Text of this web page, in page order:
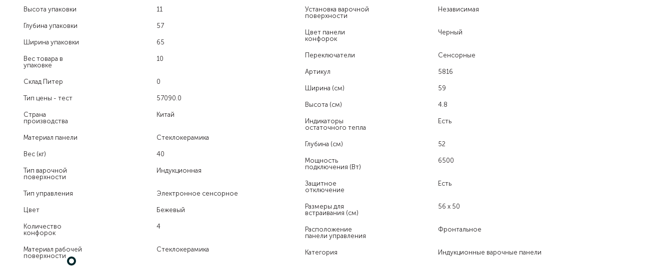
Высота упаковки 11
Глубина упаковки 57
Ширина упаковки 65
Вес товара в
упаковке
10
Склад Питер 0
Тип цены - тест 57090.0
Страна
производства
Китай
Материал панели Стеклокерамика
Вес (кг) 40
Тип варочной
поверхности
Индукционная
Тип управления Электронное сенсорное
Цвет Бежевый
Количество
конфорок
4
Материал рабочей
поверхности
Стеклокерамика
Установка варочной
поверхности
Независимая
Цвет панели
конфорок
Черный
Переключатели Сенсорные
Артикул 5816
Ширина (см) 59
Высота (см) 4.8
Индикаторы
остаточного тепла
Есть
Глубина (см) 52
Мощность
подключения (Вт)
6500
Защитное
отключение
Есть
Размеры для
встраивания (см)
56 x 50
Расположение
панели управления
Фронтальное
Категория Индукционные варочные панели